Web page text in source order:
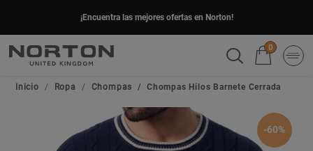
¡Encuentra las mejores ofertas en Norton!
0
Inicio Ropa Chompas Chompas Hilos Barnete Cerrada
-60%